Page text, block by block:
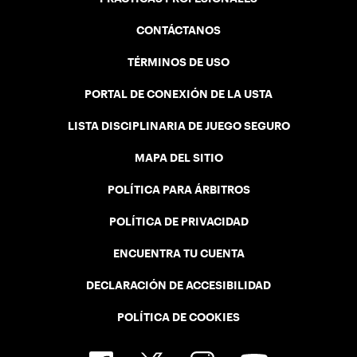
CONTÁCTANOS
TÉRMINOS DE USO
PORTAL DE CONEXIÓN DE LA USTA
LISTA DISCIPLINARIA DE JUEGO SEGURO
MAPA DEL SITIO
POLÍTICA PARA ÁRBITROS
POLÍTICA DE PRIVACIDAD
ENCUENTRA TU CUENTA
DECLARACIÓN DE ACCESIBILIDAD
POLÍTICA DE COOKIES